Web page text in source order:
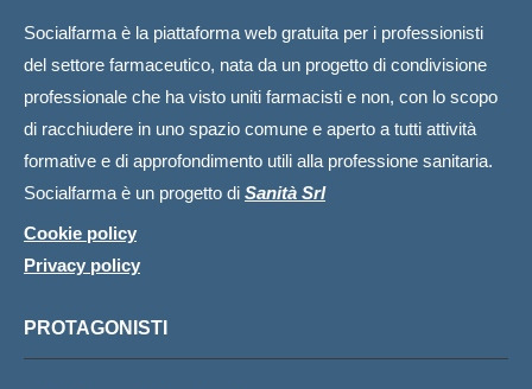
Socialfarma è la piattaforma web gratuita per i professionisti
del settore farmaceutico, nata da un progetto di condivisione
professionale che ha visto uniti farmacisti e non, con lo scopo
di racchiudere in uno spazio comune e aperto a tutti attività
formative e di approfondimento utili alla professione sanitaria.
Socialfarma è un progetto di Sanità Srl
Cookie policy
Privacy policy
PROTAGONISTI